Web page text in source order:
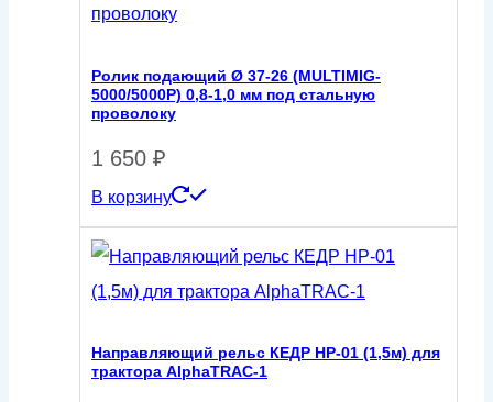
Ролик подающий Ø 37-26 (MULTIMIG-
5000/5000P) 0,8-1,0 мм под стальную
проволоку
1 650 ₽
В корзину
Направляющий рельс КЕДР НР-01 (1,5м) для
трактора AlphaTRAC-1